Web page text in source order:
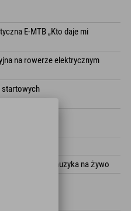
E-MTB „Kto daje mi
na rowerze elektrycznym
startowych
wioskę M4
nagród M4 i muzyka na żywo